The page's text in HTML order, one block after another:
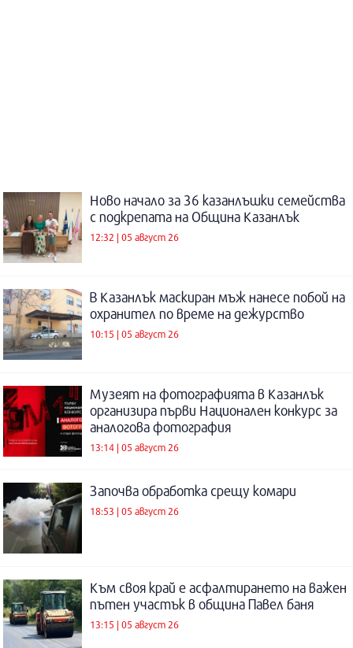
Ново начало за 36 казанлъшки семейства
с подкрепата на Община Казанлък
12:32 | 05 август 26
В Казанлък маскиран мъж нанесе побой на
охранител по време на дежурство
10:15 | 05 август 26
Музеят на фотографията в Казанлък
организира първи Национален конкурс за
аналогова фотография
13:14 | 05 август 26
Започва обработка срещу комари
18:53 | 05 август 26
Към своя край е асфалтирането на важен
пътен участък в община Павел баня
13:15 | 05 август 26